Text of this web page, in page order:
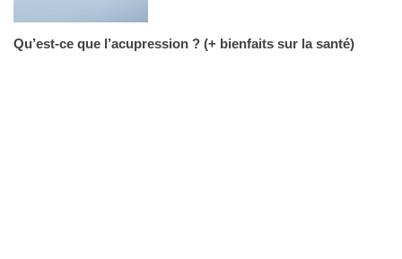
Qu’est-ce que l’acupression ? (+ bienfaits sur la santé)